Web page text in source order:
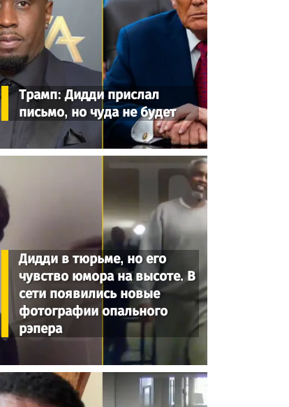
Трамп: Дидди прислал
письмо, но чуда не будет
Дидди в тюрьме, но его
чувство юмора на высоте. В
сети появились новые
фотографии опального
рэпера